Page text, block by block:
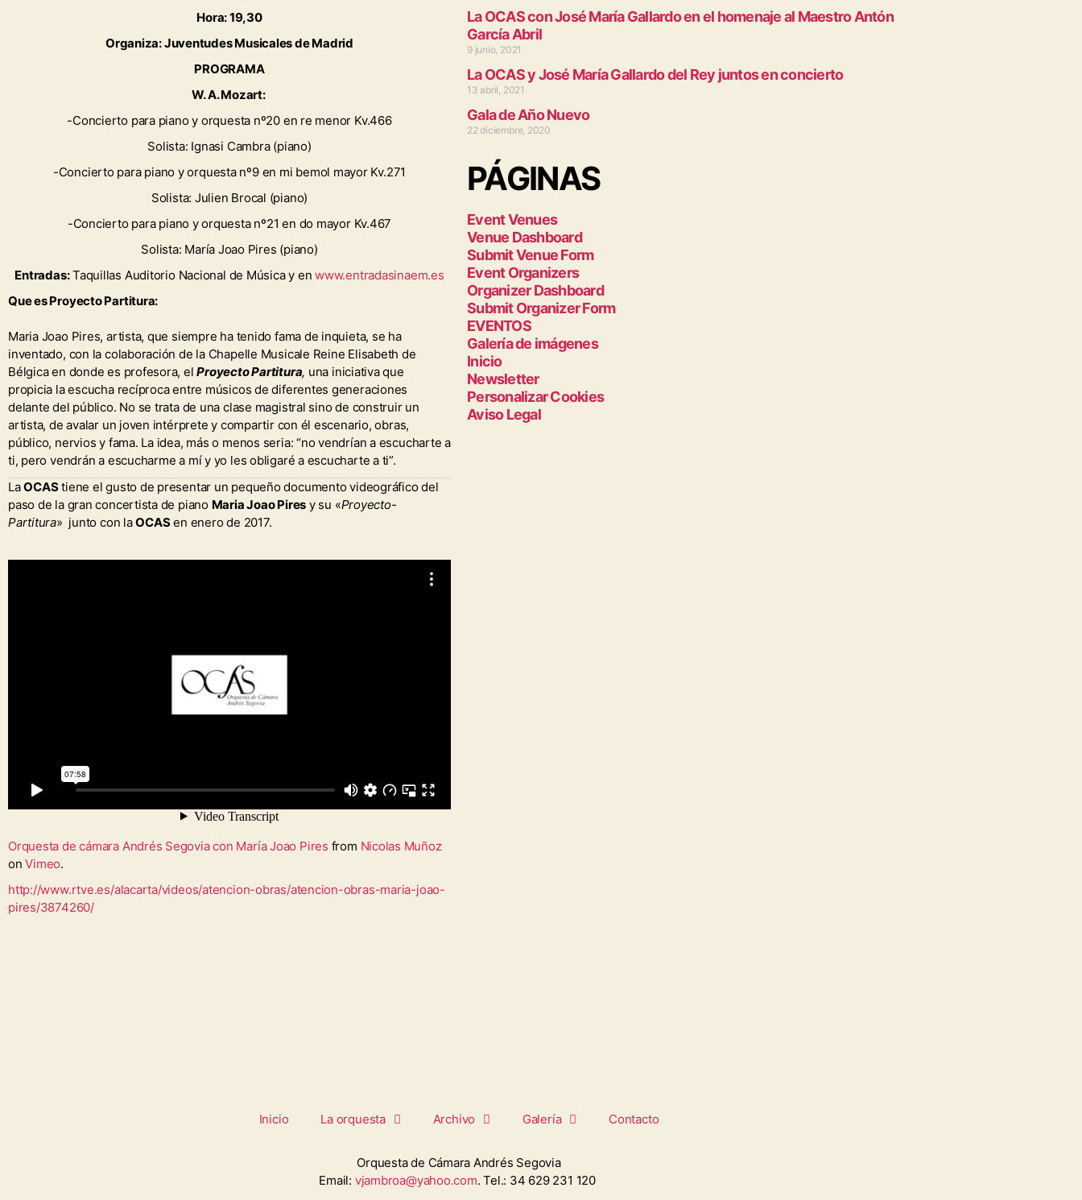
Hora: 19,30
Organiza: Juventudes Musicales de Madrid
PROGRAMA
W. A. Mozart:
-Concierto para piano y orquesta nº20 en re menor Kv.466
Solista: Ignasi Cambra (piano)
-Concierto para piano y orquesta nº9 en mi bemol mayor Kv.271
Solista: Julien Brocal (piano)
-Concierto para piano y orquesta nº21 en do mayor Kv.467
Solista: María Joao Pires (piano)
Entradas:Taquillas Auditorio Nacional de Música y enwww.entradasinaem.es
Que es Proyecto Partitura:
Maria Joao Pires, artista, que siempre ha tenido fama de inquieta, se ha
inventado, con la colaboración de la Chapelle Musicale Reine Elisabeth de
Bélgica en donde es profesora, elProyecto Partitura, una iniciativa que
propicia la escucha recíproca entre músicos de diferentes generaciones
delante del público. No se trata de una clase magistral sino de construir un
artista, de avalar un joven intérprete y compartir con él escenario, obras,
público, nervios y fama. La idea, más o menos seria: “no vendrían a escucharte a
ti, pero vendrán a escucharme a mí y yo les obligaré a escucharte a ti”.
LaOCAStiene el gusto de presentar un pequeño documento videográfico del
paso de la gran concertista de piano Maria Joao Pires y su «Proyecto-
Partitura» junto con laOCASen enero de 2017.
Orquesta de cámara Andrés Segovia con María Joao Pires from Nicolas Muñoz
onVimeo.
http://www.rtve.es/alacarta/videos/atencion-obras/atencion-obras-maria-joao-
pires/3874260/
La OCAS con José María Gallardo en el homenaje al Maestro Antón
García Abril
9 junio, 2021
La OCAS y José María Gallardo del Rey juntos en concierto
13 abril, 2021
Gala de Año Nuevo
22 diciembre, 2020
PÁGINAS
Event Venues
Venue Dashboard
Submit Venue Form
Event Organizers
Organizer Dashboard
Submit Organizer Form
EVENTOS
Galería de imágenes
Inicio
Newsletter
Personalizar Cookies
Aviso Legal
Inicio La orquesta Archivo Galería Contacto
Orquesta de Cámara Andrés Segovia
Email: vjambroa@yahoo.com. Tel.: 34 629 231 120